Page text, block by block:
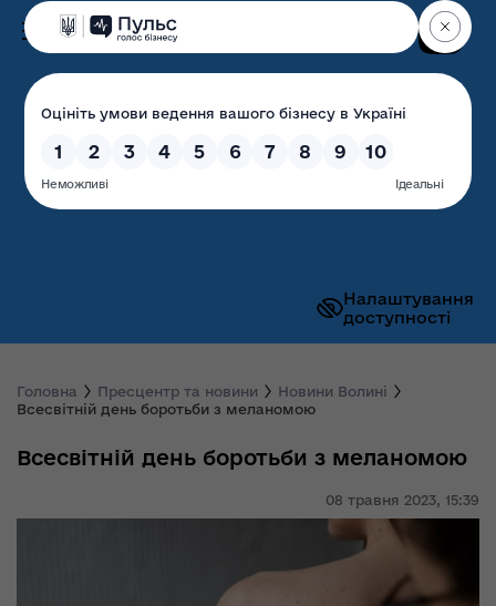
Налаштування
доступності
Волинська обласна
державна адміністрація
Головна Пресцентр та новини
Новини Волині
Всесвітній день боротьби з меланомою
08 травня 2023, 15:39
Всесвітній день боротьби з меланомою